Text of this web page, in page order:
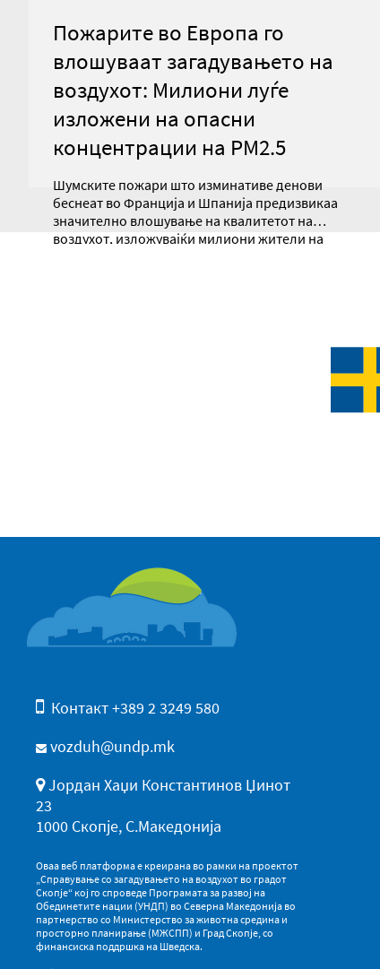
Пожарите во Европа го
влошуваат загадувањето на
воздухот: Милиони луѓе
изложени на опасни
концентрации на PM2.5
Шумските пожари што изминативе денови
беснеат во Франција и Шпанија предизвикаа
значително влошување на квалитетот на
воздухот, изложувајќи милиони жители на
Контакт +389 2 3249 580
vozduh@undp.mk
Јордан Хаџи Константинов Џинот
23
1000 Скопје, С.Македонија
Оваа веб платформа е креирана во рамки на проектот
„Справување со загадувањето на воздухот во градот
Скопје“ кој го спроведе Програмата за развој на
Обединетите нации (УНДП) во Северна Македонија во
партнерство со Министерство за животна средина и
просторно планирање (МЖСПП) и Град Скопје, со
финансиска поддршка на Шведска.